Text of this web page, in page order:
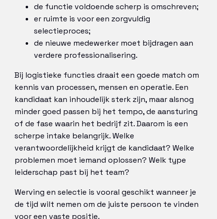
de functie voldoende scherp is omschreven;
er ruimte is voor een zorgvuldig
selectieproces;
de nieuwe medewerker moet bijdragen aan
verdere professionalisering.
Bij logistieke functies draait een goede match om
kennis van processen, mensen en operatie. Een
kandidaat kan inhoudelijk sterk zijn, maar alsnog
minder goed passen bij het tempo, de aansturing
of de fase waarin het bedrijf zit. Daarom is een
scherpe intake belangrijk. Welke
verantwoordelijkheid krijgt de kandidaat? Welke
problemen moet iemand oplossen? Welk type
leiderschap past bij het team?
Werving en selectie is vooral geschikt wanneer je
de tijd wilt nemen om de juiste persoon te vinden
voor een vaste positie.